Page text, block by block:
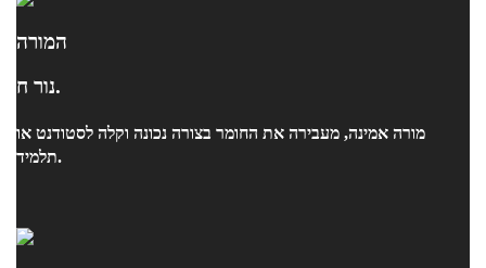
המורה
נור ח.
מורה אמינה, מעבירה את החומר בצורה נכונה וקלה לסטודנט או
תלמיד.